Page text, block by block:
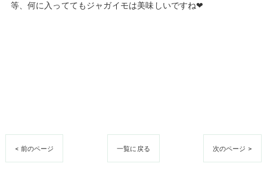
等、何に入っててもジャガイモは美味しいですね❤
< 前のページ 一覧に戻る 次のページ >